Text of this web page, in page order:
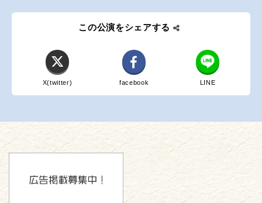
この公演をシェアする
X(twitter) facebook LINE